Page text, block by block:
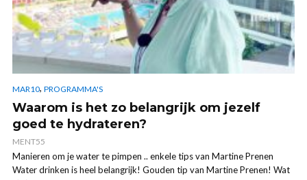
MAR10, PROGRAMMA'S
Waarom is het zo belangrijk om jezelf
goed te hydrateren?
MENT55
Manieren om je water te pimpen .. enkele tips van Martine Prenen
Water drinken is heel belangrijk! Gouden tip van Martine Prenen! Wat